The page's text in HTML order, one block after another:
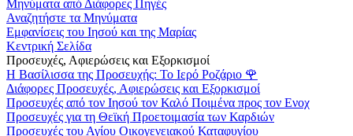
Μηνύματα από Διάφορες Πηγές
Αναζητήστε τα Μηνύματα
Εμφανίσεις του Ιησού και της Μαρίας
Κεντρική Σελίδα
Προσευχές, Αφιερώσεις και Εξορκισμοί
Η Βασίλισσα της Προσευχής: Το Ιερό Ροζάριο 🌹
Διάφορες Προσευχές, Αφιερώσεις και Εξορκισμοί
Προσευχές από τον Ιησού τον Καλό Ποιμένα προς τον Ενοχ
Προσευχές για τη Θεϊκή Προετοιμασία των Καρδιών
Προσευχές του Αγίου Οικογενειακού Καταφυγίου